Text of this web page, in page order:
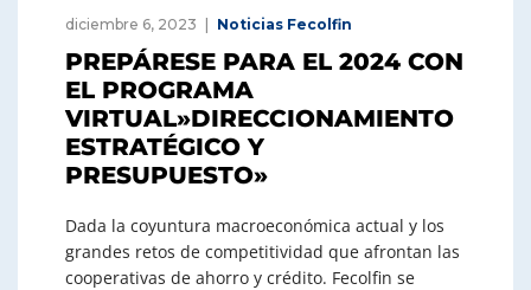
diciembre 6, 2023 Noticias Fecolfin
PREPÁRESE PARA EL 2024 CON
EL PROGRAMA
VIRTUAL»DIRECCIONAMIENTO
ESTRATÉGICO Y
PRESUPUESTO»
Dada la coyuntura macroeconómica actual y los
grandes retos de competitividad que afrontan las
cooperativas de ahorro y crédito. Fecolfin se